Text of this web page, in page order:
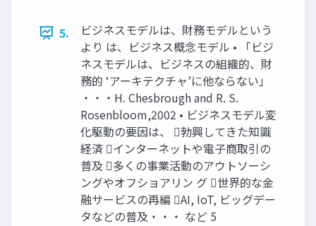
5.
ビジネスモデルは、財務モデルという
より は、ビジネス概念モデル • 「ビジ
ネスモデルは、ビジネスの組織的、財
務的 ‘アーキテクチャ’に他ならない」
・・・H. Chesbrough and R. S.
Rosenbloom,2002 • ビジネスモデル変
化駆動の要因は、 勃興してきた知識
経済 インターネットや電子商取引の
普及 多くの事業活動のアウトソーシ
ングやオフショアリン グ 世界的な金
融サービスの再編 AI, IoT, ビッグデー
タなどの普及・・・ など 5